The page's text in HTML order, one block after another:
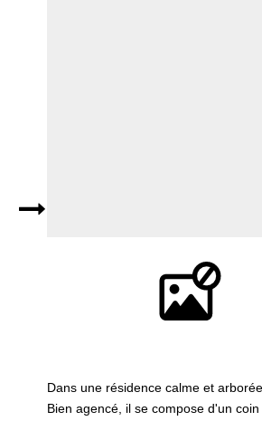
Dans une résidence calme et
Bien agencé, il se compose d'un